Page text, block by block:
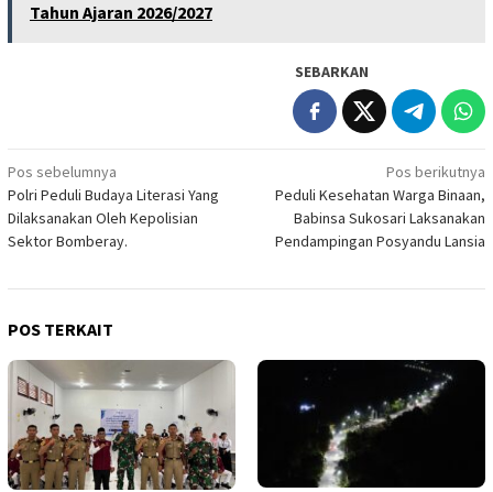
Tahun Ajaran 2026/2027
SEBARKAN
Navigasi
pos
Pos sebelumnya
Polri Peduli Budaya Literasi Yang
Dilaksanakan Oleh Kepolisian
Sektor Bomberay.
Pos berikutnya
Peduli Kesehatan Warga Binaan,
Babinsa Sukosari Laksanakan
Pendampingan Posyandu Lansia
POS TERKAIT